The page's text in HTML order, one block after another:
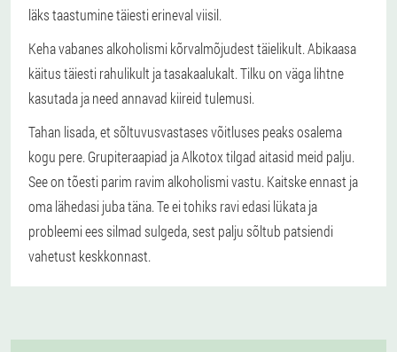
läks taastumine täiesti erineval viisil.
Keha vabanes alkoholismi kõrvalmõjudest täielikult. Abikaasa
käitus täiesti rahulikult ja tasakaalukalt. Tilku on väga lihtne
kasutada ja need annavad kiireid tulemusi.
Tahan lisada, et sõltuvusvastases võitluses peaks osalema
kogu pere. Grupiteraapiad ja Alkotox tilgad aitasid meid palju.
See on tõesti parim ravim alkoholismi vastu. Kaitske ennast ja
oma lähedasi juba täna. Te ei tohiks ravi edasi lükata ja
probleemi ees silmad sulgeda, sest palju sõltub patsiendi
vahetust keskkonnast.